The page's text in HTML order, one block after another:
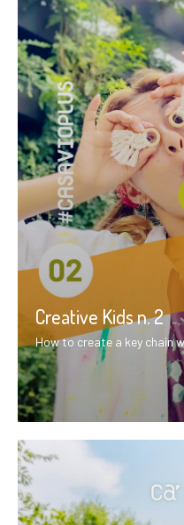
Creative Kids n. 2
How to create a key chain